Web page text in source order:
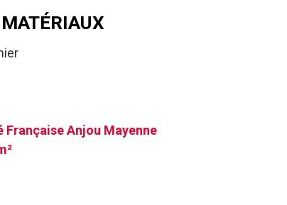
Française Anjou Mayenne